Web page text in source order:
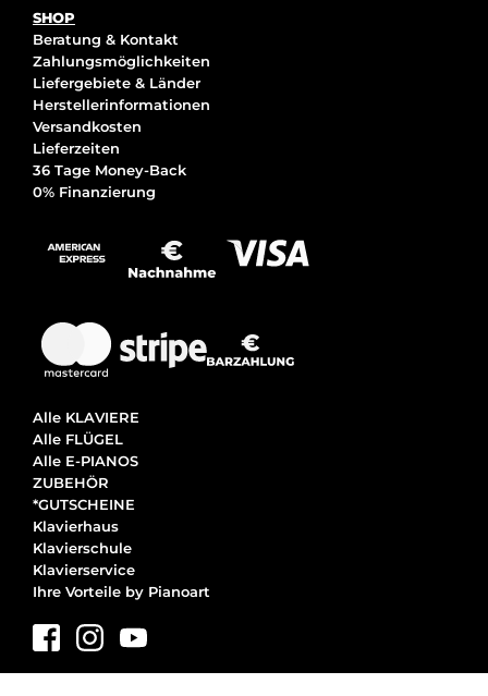
SHOP
Beratung & Kontakt
Zahlungsmöglichkeiten
Liefergebiete & Länder
Herstellerinformationen
Versandkosten
Lieferzeiten
36 Tage Money-Back
0% Finanzierung
Alle KLAVIERE
Alle FLÜGEL
Alle E-PIANOS
ZUBEHÖR
*GUTSCHEINE
Klavierhaus
Klavierschule
Klavierservice
Ihre Vorteile by Pianoart